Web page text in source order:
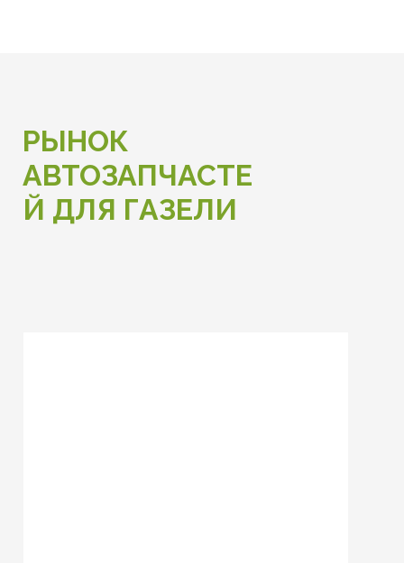
РЫНОК
АВТОЗАПЧАСТЕ
Й ДЛЯ ГАЗЕЛИ